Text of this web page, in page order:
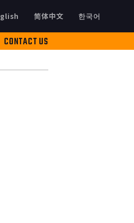
한국어
简体中文
CONTACT US